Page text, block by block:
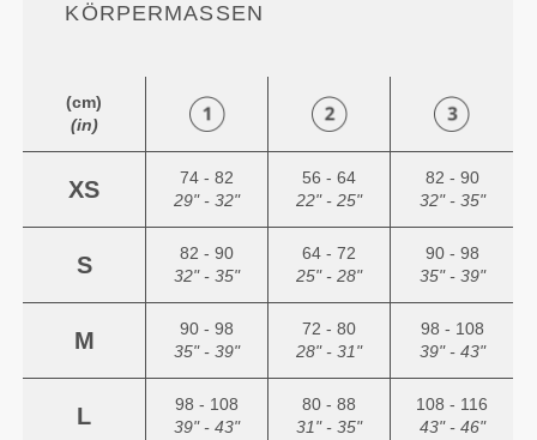
ÖRPERMASSEN
(cm)
(in)
XS
74 - 82
29" - 32"
56 - 64
22" - 25"
82 - 90
32" - 35"
S
82 - 90
32" - 35"
64 - 72
25" - 28"
90 - 98
35" - 39"
M
90 - 98
35" - 39"
72 - 80
28" - 31"
98 - 108
39" - 43"
L
98 - 108
39" - 43"
80 - 88
31" - 35"
108 - 116
43" - 46"